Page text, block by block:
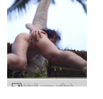
एंजेली चरम परिप्रेक्ष्य #13